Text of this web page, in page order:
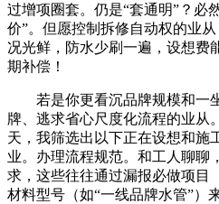
过增项圈套。仍是“套通明”？必
价”。但愿控制拆修自动权的业
况光鲜，防水少刷一遍，设想费
期补偿！
若是你更看沉品牌规模和一
牌、逃求省心尺度化流程的业从
天，我筛选出以下正在设想和施
业。办理流程规范。和工人聊聊
求，这些往往通过漏报必做项目
材料型号（如“一线品牌水管”）